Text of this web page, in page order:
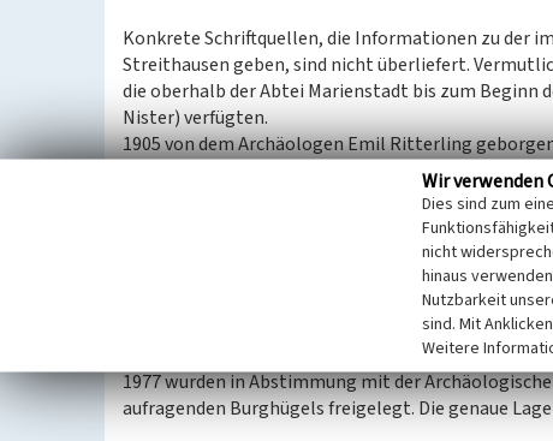
Konkrete Schriftquellen, die Informationen zu der
Streithausen geben, sind nicht überliefert.
die oberhalb der Abtei Marienstadt bis zum Beginn
Nister) verfügten.
1905 von dem Archäologen Emil Ritterling
Besiedlung der Burgstelle im Hochmittelalter (12./
Nach Streithausen benannte sich in der zweiten
ebenfalls nach Nister benennenden
Erben Johann und Jutta Güter zu „Halizhausen“
veräußerte. 1287 verkaufte Johann von Nister
gehörte, ebenfalls an die Zisterzienserabtei.
1977 wurden in Abstimmung mit der
aufragenden Burghügels freigelegt. Die genaue
Wir verwenden
Dies sind zum
nicht
hinaus
Nutzbarkeit
sind. Mit
Weitere